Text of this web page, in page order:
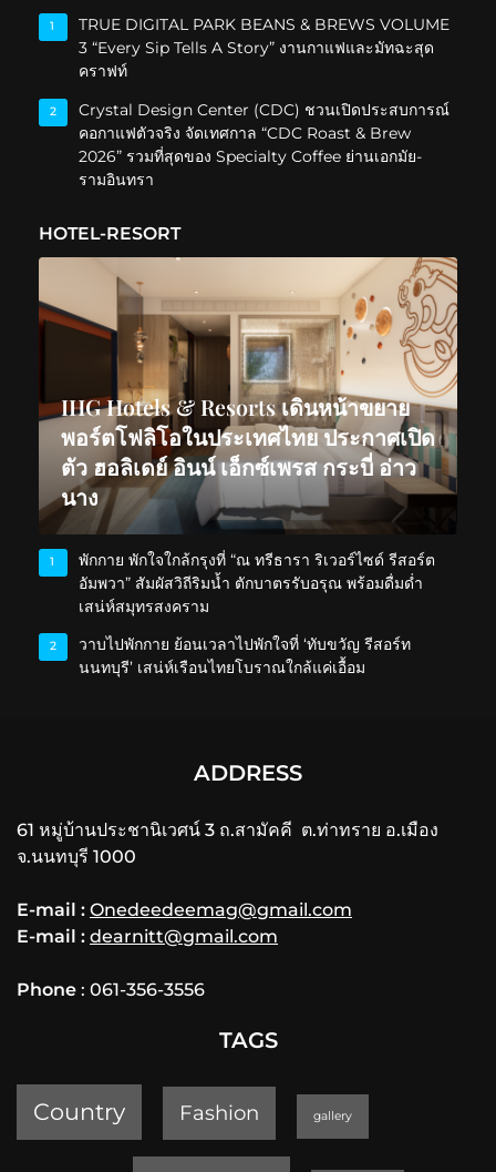
1
TRUE DIGITAL PARK BEANS & BREWS VOLUME
3 “Every Sip Tells A Story” งานกาแฟและมัทฉะสุด
คราฟท์
2
Crystal Design Center (CDC) ชวนเปิดประสบการณ์
คอกาแฟตัวจริง จัดเทศกาล “CDC Roast & Brew
2026” รวมที่สุดของ Specialty Coffee ย่านเอกมัย-
รามอินทรา
HOTEL-RESORT
IHG Hotels & Resorts เดินหน้าขยาย
พอร์ตโฟลิโอในประเทศไทย ประกาศเปิด
ตัว ฮอลิเดย์ อินน์ เอ็กซ์เพรส กระบี่ อ่าว
นาง
1
พักกาย พักใจใกล้กรุงที่ “ณ ทรีธารา ริเวอร์ไซด์ รีสอร์ต
อัมพวา” สัมผัสวิถีริมน้ำ ตักบาตรรับอรุณ พร้อมดื่มด่ำ
เสน่ห์สมุทรสงคราม
2
วาบไปพักกาย ย้อนเวลาไปพักใจที่ ‘ทับขวัญ รีสอร์ท
นนทบุรี’ เสน่ห์เรือนไทยโบราณใกล้แค่เอื้อม
ADDRESS
61 หมู่บ้านประชานิเวศน์ 3 ถ.สามัคคี ต.ท่าทราย อ.เมือง
จ.นนทบุรี 1000
E-mail : Onedeedeemag@gmail.com
E-mail : dearnitt@gmail.com
Phone : 061-356-3556
TAGS
Country Fashion gallery